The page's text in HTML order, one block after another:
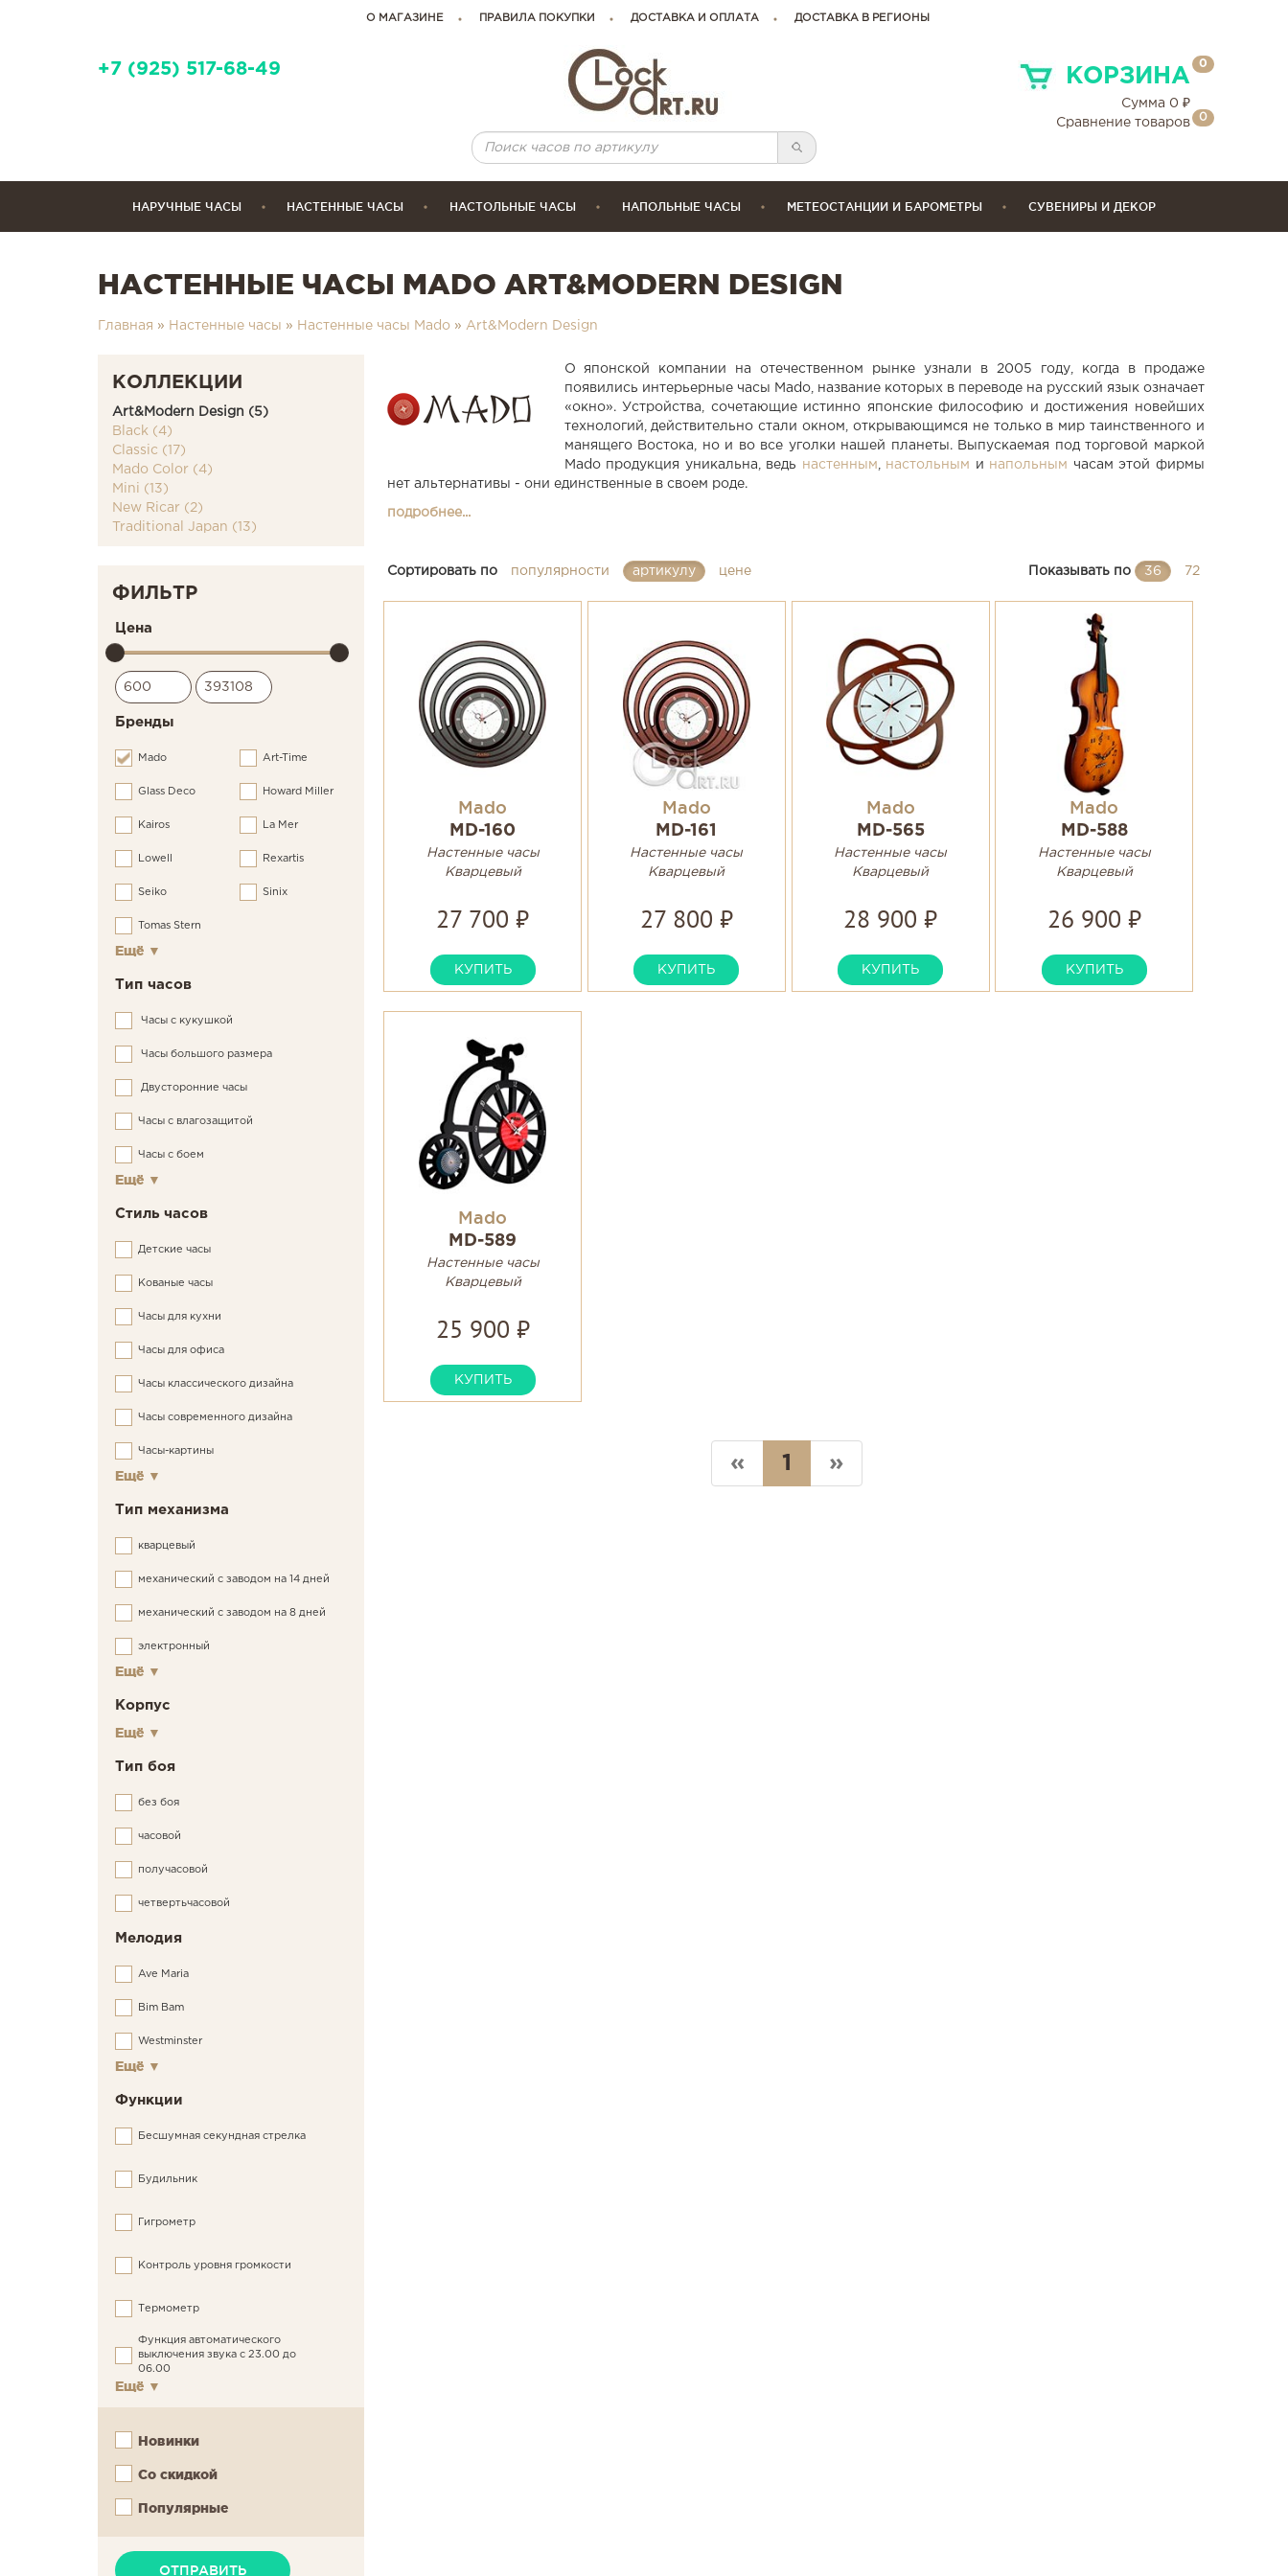
О МАГАЗИНЕ ПРАВИЛА ПОКУПКИ ДОСТАВКА И ОПЛАТА ДОСТАВКА В РЕГИОНЫ
+7 (925) 517-68-49 КОРЗИНА
0
Сумма 0 ₽
Сравнение товаров
0
НАРУЧНЫЕ ЧАСЫ НАСТЕННЫЕ ЧАСЫ НАСТОЛЬНЫЕ ЧАСЫ НАПОЛЬНЫЕ ЧАСЫ МЕТЕОСТАНЦИИ И БАРОМЕТРЫ СУВЕНИРЫ И ДЕКОР
НАСТЕННЫЕ ЧАСЫ MADO ART&MODERN DESIGN
Главная » Настенные часы » Настенные часы Mado » Art&Modern Design
КОЛЛЕКЦИИ
Art&Modern Design (5)
Black (4)
Classic (17)
Mado Color (4)
Mini (13)
New Ricar (2)
Traditional Japan (13)
ФИЛЬТР
Цена
Бренды
Mado Art-Time
Glass Deco Howard Miller
Kairos La Mer
Lowell Rexartis
Seiko Sinix
Tomas Stern
Ещё ▼
Тип часов
Часы с кукушкой
Часы большого размера
Двусторонние часы
Часы c влагозащитой
Часы с боем
Ещё ▼
Стиль часов
Детские часы
Кованые часы
Часы для кухни
Часы для офиса
Часы классического дизайна
Часы современного дизайна
Часы-картины
Ещё ▼
Тип механизма
кварцевый
механический с заводом на 14 дней
механический с заводом на 8 дней
электронный
Ещё ▼
Корпус
Ещё ▼
Тип боя
без боя
часовой
получасовой
четвертьчасовой
Мелодия
Ave Maria
Bim Bam
Westminster
Ещё ▼
Функции
Бесшумная секундная стрелка
Будильник
Гигрометр
Контроль уровня громкости
Термометр
Функция автоматического
выключения звука с 23.00 до
06.00
Ещё ▼
Новинки
Со скидкой
Популярные
О японской компании на отечественном рынке узнали в 2005 году, когда в продаже
появились интерьерные часы Mado, название которых в переводе на русский язык означает
«окно». Устройства, сочетающие истинно японские философию и достижения новейших
технологий, действительно стали окном, открывающимся не только в мир таинственного и
манящего Востока, но и во все уголки нашей планеты. Выпускаемая под торговой маркой
Mado продукция уникальна, ведь
настенным настольным и напольным
часам этой фирмы
нет альтернативы - они единственные в своем роде.
подробнее...
Сортировать по популярности артикулу цене Показывать по 36 72
Mado
MD-160
Настенные часы
Кварцевый
27 700 ₽
КУПИТЬ
Mado
MD-161
Настенные часы
Кварцевый
27 800 ₽
КУПИТЬ
Mado
MD-565
Настенные часы
Кварцевый
28 900 ₽
КУПИТЬ
Mado
MD-588
Настенные часы
Кварцевый
26 900 ₽
КУПИТЬ
Mado
MD-589
Настенные часы
Кварцевый
25 900 ₽
КУПИТЬ
« 1 »